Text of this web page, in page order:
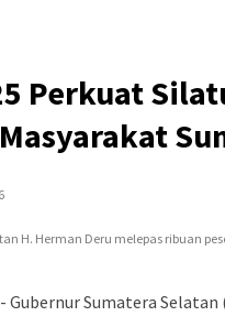
Perkuat
H. Herman Deru melepas ribuan
Gubernur Sumatera